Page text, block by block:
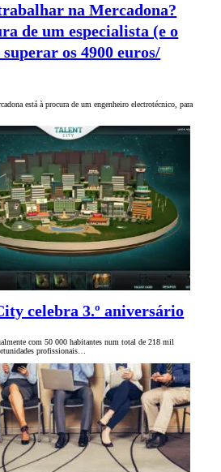
na Mercadona?
de um especialista (e o
os 4900 euros/
está à procura de um engenheiro electrotécnico, para
celebra 3.º aniversário
com 50 000 habitantes num total de 218 mil
profissionais…